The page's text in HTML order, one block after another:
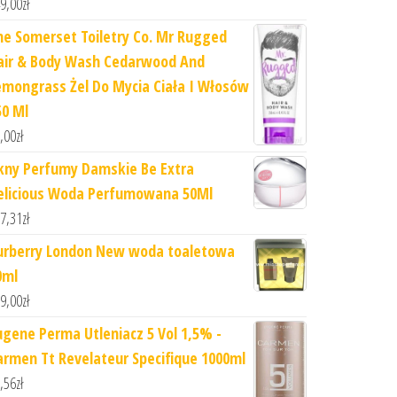
Somerset Toiletry Co. Mr Rugged
& Body Wash Cedarwood And
Żel Do Mycia Ciała I Włosów
Ml
zł
Perfumy Damskie Be Extra
Woda Perfumowana 50Ml
zł
London New woda toaletowa
zł
Perma Utleniacz 5 Vol 1,5% -
Tt Revelateur Specifique 1000ml
zł